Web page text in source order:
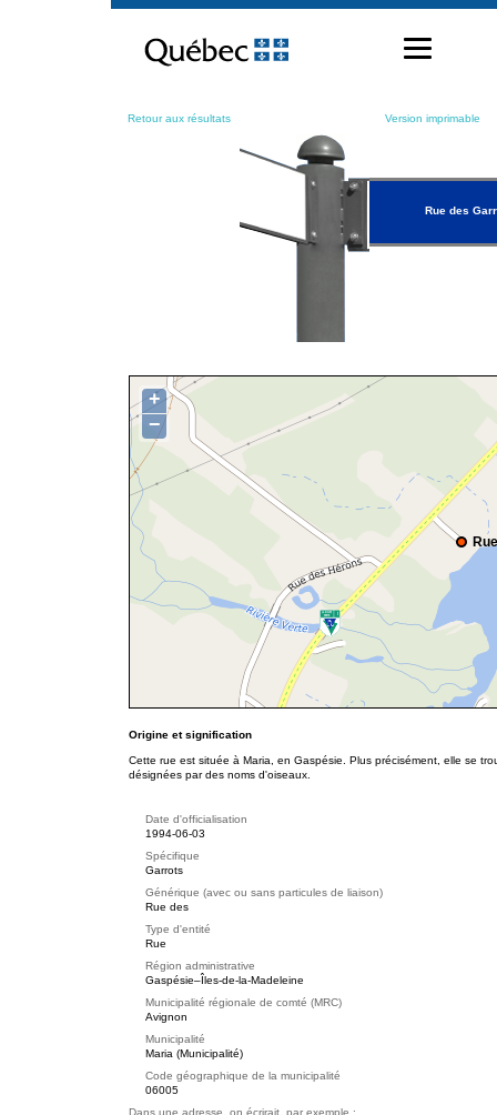
contenu
Retour aux résultats Version imprimable
Rue des
+
−
Origine et signification
Cette rue est située à Maria, en Gaspésie. Plus précisément, elle se
désignées par des noms d'oiseaux.
Date d'officialisation
1994-06-03
Spécifique
Garrots
Générique (avec ou sans particules de liaison)
Rue des
Type d'entité
Rue
Région administrative
Gaspésie–Îles-de-la-Madeleine
Municipalité régionale de comté (MRC)
Avignon
Municipalité
Maria (Municipalité)
Code géographique de la municipalité
06005
Dans une adresse, on écrirait, par exemple :